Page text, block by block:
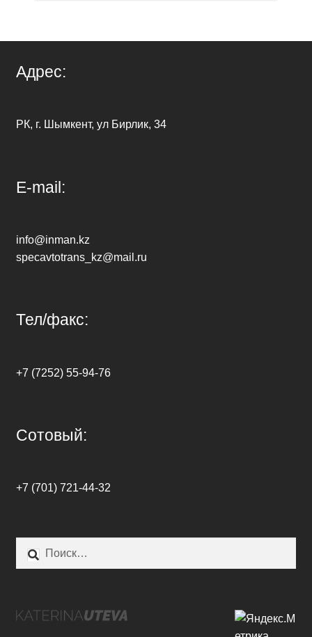
Адрес:
РК, г. Шымкент, ул Бирлик, 34
E-mail:
info@inman.kz
specavtotrans_kz@mail.ru
Тел/факс:
+7 (7252) 55-94-76
Сотовый:
+7 (701) 721-44-32
Найти: